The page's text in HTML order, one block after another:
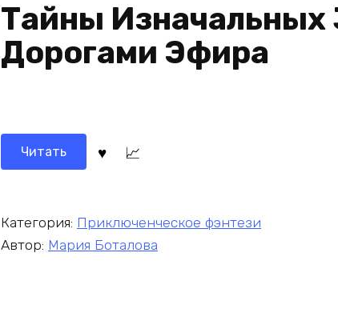
Тайны Изначальных
Дорогами Эфира
Читать
Категория: Приключенческое фэнтези
Автор: Мария Боталова